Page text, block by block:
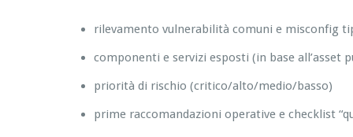
rilevamento vulnerabilità comuni e misconfig
componenti e servizi esposti (in base all’asset
priorità di rischio (critico/alto/medio/basso)
prime raccomandazioni operative e checklist